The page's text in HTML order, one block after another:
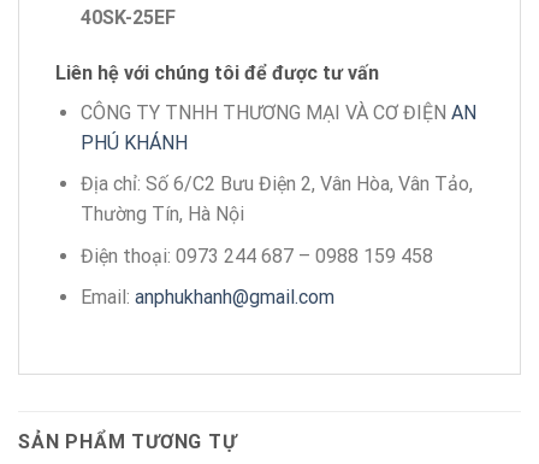
40SK-25EF
Liên hệ với chúng tôi để được tư vấn
CÔNG TY TNHH THƯƠNG MẠI VÀ CƠ ĐIỆN AN
PHÚ KHÁNH
Địa chỉ: Số 6/C2 Bưu Điện 2, Vân Hòa, Vân Tảo,
Thường Tín, Hà Nội
Điện thoại: 0973 244 687 – 0988 159 458
Email: anphukhanh@gmail.com
SẢN PHẨM TƯƠNG TỰ